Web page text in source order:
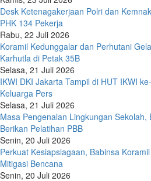
Desk Ketenagakerjaan Polri dan
PHK 134 Pekerja
Rabu, 22 Juli 2026
Koramil Kedunggalar dan Perhutani
Karhutla di Petak 35B
Selasa, 21 Juli 2026
IKWI DKI Jakarta Tampil di HUT IKWI
Keluarga Pers
Selasa, 21 Juli 2026
Masa Pengenalan Lingkungan
Berikan Pelatihan PBB
Senin, 20 Juli 2026
Perkuat Kesiapsiagaan, Babinsa
Mitigasi Bencana
Senin, 20 Juli 2026